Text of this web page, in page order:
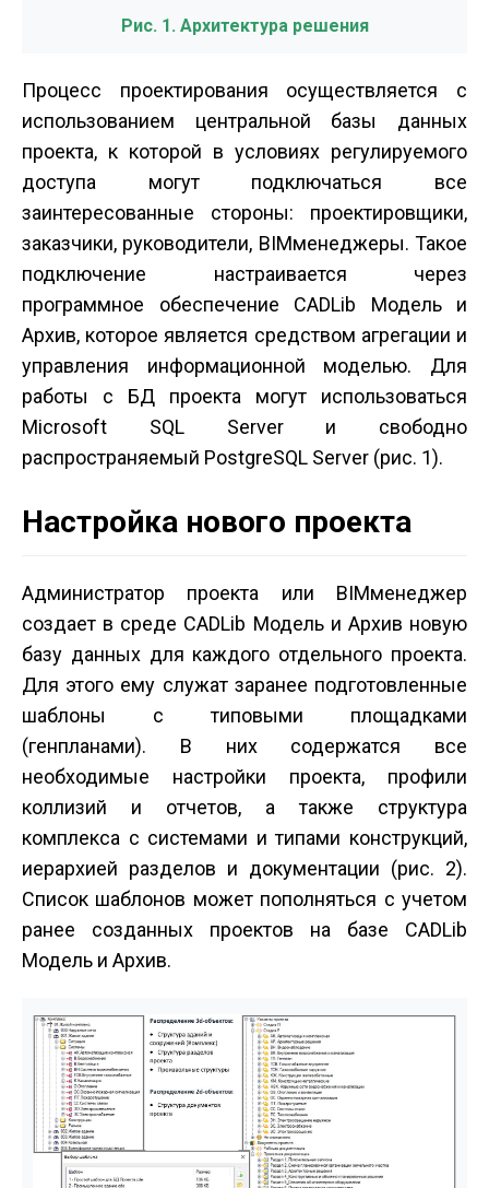
Рис. 1. Архитектура решения
Процесс проектирования осуществляется с
использованием центральной базы данных
проекта, к которой в условиях регулируемого
доступа могут подключаться все
заинтересованные стороны: проектировщики,
заказчики, руководители, BIM­менеджеры. Такое
подключение настраивается через
программное обеспечение CADLib Модель и
Архив, которое является средством агрегации и
управления информационной моделью. Для
работы с БД проекта могут использоваться
Microsoft SQL Server и свободно
распространяемый PostgreSQL Server (рис. 1).
Настройка нового проекта
Администратор проекта или BIM­менеджер
создает в среде CADLib Модель и Архив новую
базу данных для каждого отдельного проекта.
Для этого ему служат заранее подготовленные
шаблоны с типовыми площадками
(генпланами). В них содержатся все
необходимые настройки проекта, профили
коллизий и отчетов, а также структура
комплекса с системами и типами конструкций,
иерархией разделов и документации (рис. 2).
Список шаблонов может пополняться с учетом
ранее созданных проектов на базе CADLib
Модель и Архив.